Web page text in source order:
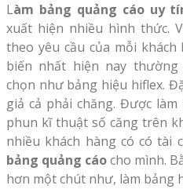
Làm bảng quảng cáo uy
xuất hiện nhiều hình thức.
theo yêu cầu của mỗi
biến nhất hiện nay
chọn như bảng hiệu hiflex.
giả cả phải chăng. Được
phun kĩ thuật số căng trên
nhiều khách hàng có có tài
bảng quảng cáocho mình.
hơn một chút như, làm bảng